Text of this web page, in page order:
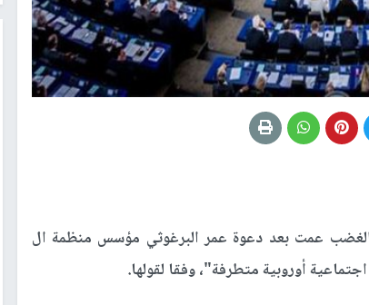
عمت بعد دعوة عمر البرغوثي مؤسس منظمة ال